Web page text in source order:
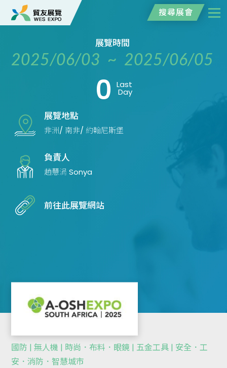
搜尋展會
展覽時間
2025/06/03 ~ 2025/06/05
0 Last
Day
展覽地點
非洲/ 南非/ 約翰尼斯堡
負責人
趙慧涓 Sonya
前往此展覽網站
國防 | 無人機 | 時尚．布料．眼鏡 | 五金工具 | 安全．工
安．消防．智慧城市